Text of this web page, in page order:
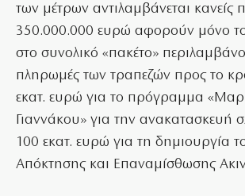
των μέτρων αντιλαμβάνεται κανείς
350.000.000 ευρώ αφορούν μόνο
στο συνολικό «πακέτο»
πληρωμές των τραπεζών προς το
εκατ. ευρώ για το πρόγραμμα
Γιαννάκου» για την ανακατασκευή
100 εκατ. ευρώ για τη δημιουργία
Απόκτησης και Επαναμίσθωσης